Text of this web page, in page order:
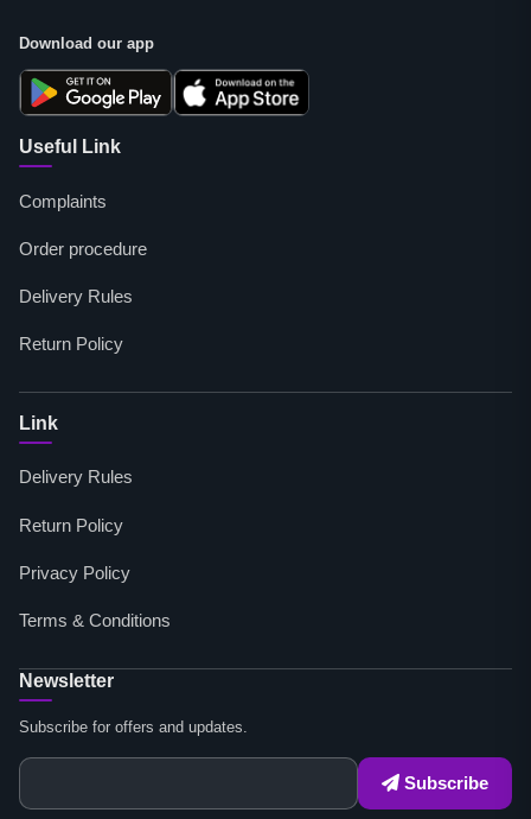
Download our app
Useful Link
Complaints
Order procedure
Delivery Rules
Return Policy
Link
Delivery Rules
Return Policy
Privacy Policy
Terms & Conditions
Newsletter
Subscribe for offers and updates.
Subscribe